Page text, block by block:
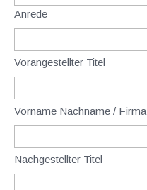
Anrede
Vorangestellter Titel
Vorname Nachname / Firma
Nachgestellter Titel